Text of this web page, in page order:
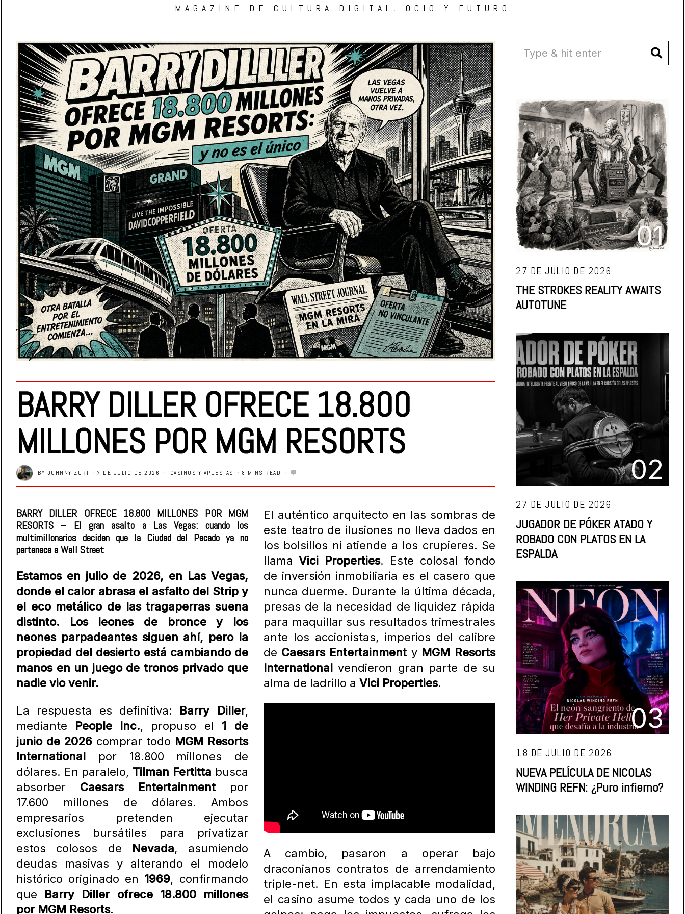
MAGAZINE DE CULTURA DIGITAL, OCIO Y FUTURO
BARRY DILLER OFRECE 18.800
MILLONES POR MGM RESORTS
BY JOHNNY ZURI 7 DE JULIO DE 2026 CASINOS Y APUESTAS 8 MINS READ
BARRY DILLER OFRECE 18.800 MILLONES POR MGM
RESORTS – El gran asalto a Las Vegas: cuando los
multimillonarios deciden que la Ciudad del Pecado ya no
pertenece a Wall Street
Estamos en julio de 2026, en Las Vegas,
donde el calor abrasa el asfalto del Strip y
el eco metálico de las tragaperras suena
distinto. Los leones de bronce y los
neones parpadeantes siguen ahí, pero la
propiedad del desierto está cambiando de
manos en un juego de tronos privado que
nadie vio venir.
La respuesta es definitiva: Barry Diller,
mediante
People Inc., propuso el 1 de
junio de 2026 comprar todo MGM Resorts
International
por 18.800 millones de
dólares. En paralelo, Tilman Fertitta busca
absorber Caesars Entertainmentpor
17.600 millones de dólares. Ambos
empresarios pretenden ejecutar
exclusiones bursátiles para privatizar
estos colosos de
Nevada, asumiendo
deudas masivas y alterando el modelo
histórico originado en 1969, confirmando
que
Barry Diller ofrece 18.800 millones
por MGM Resorts.
El auténtico arquitecto en las sombras de
este teatro de ilusiones no lleva dados en
los bolsillos ni atiende a los crupieres. Se
llama Vici Properties. Este colosal fondo
de inversión inmobiliaria es el casero que
nunca duerme. Durante la última década,
presas de la necesidad de liquidez rápida
para maquillar sus resultados trimestrales
ante los accionistas, imperios del calibre
de Caesars Entertainmenty MGM Resorts
International
vendieron gran parte de su
alma de ladrillo a Vici Properties.
A cambio, pasaron a operar bajo
draconianos contratos de arrendamiento
triple-net. En esta implacable modalidad,
el casino asume todos y cada uno de los
01
27 DE JULIO DE 2026
THE STROKES REALITY AWAITS
AUTOTUNE
02
27 DE JULIO DE 2026
JUGADOR DE PÓKER ATADO Y
ROBADO CON PLATOS EN LA
ESPALDA
03
18 DE JULIO DE 2026
NUEVA PELÍCULA DE NICOLAS
WINDING REFN: ¿Puro infierno?